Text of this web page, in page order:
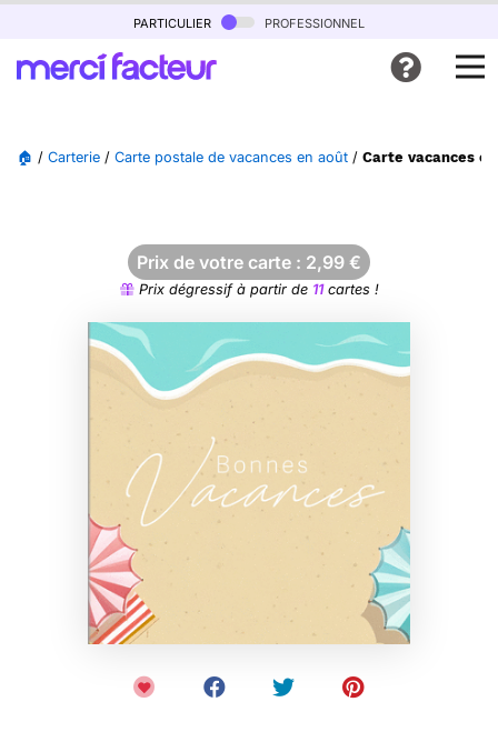
particulier professionnel
🏠 / Carterie / Carte postale de vacances en août / Carte vacances
Prix de votre carte : 2,99 €
Prix dégressif à partir de 11cartes !